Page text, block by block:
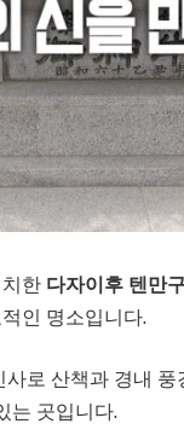
한 다자이후 텐만
인 명소입니다.
로 산책과 경내 풍
는 곳입니다.